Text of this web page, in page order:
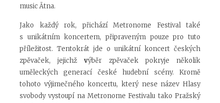
music Ätna.
Jako každý rok, přichází Metronome Festival také
s unikátním koncertem, připraveným pouze pro tuto
příležitost. Tentokrát jde o unikátní koncert českých
zpěvaček, jejichžvýběr zpěvaček pokryje několik
uměleckých generací české hudební scény. Kromě
tohoto výjimečného koncertu, který nese název Hlasy
svobody vystoupí na Metronome Festivalu tako Pražský